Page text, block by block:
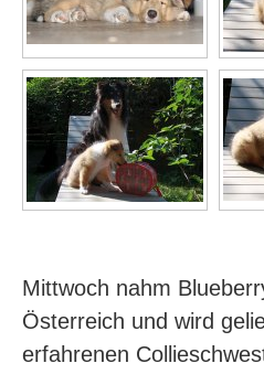
Mittwoch nahm
Österreich und wird
erfahrenen